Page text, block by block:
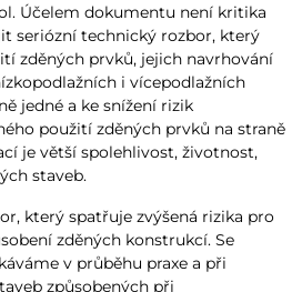
Účelem dokumentu není kritika
seriózní technický rozbor, který
zděných prvků, jejich navrhování
i vícepodlažních
jedné a ke snížení rizik
použití zděných prvků na straně
je větší spolehlivost, životnost,
staveb.
který spatřuje zvýšená rizika pro
zděných konstrukcí. Se
v průběhu praxe a při
způsobených při